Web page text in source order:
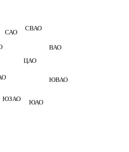
ЦАО
СВАО
САО
ЮАО
ЮВАО
ЮЗАО
ВАО